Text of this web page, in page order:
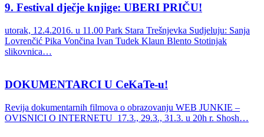
9. Festival dječje knjige: UBERI PRIČU!
utorak, 12.4.2016. u 11.00 Park Stara Trešnjevka Sudjeluju: Sanja
Lovrenčić Pika Vončina Ivan Tudek Klaun Blento Stotinjak
slikovnica…
DOKUMENTARCI U CeKaTe-u!
Revija dokumentarnih filmova o obrazovanju WEB JUNKIE –
OVISNICI O INTERNETU 17.3., 29.3., 31.3. u 20h r. Shosh…